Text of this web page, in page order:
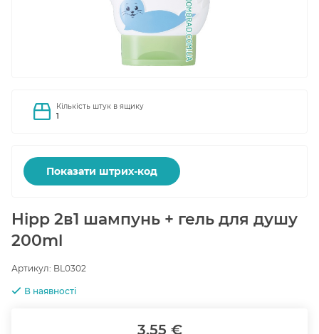
Кількість штук в ящику
1
Показати штрих-код
Hipp 2в1 шампунь + гель для душу
200ml
Артикул: BL0302
В наявності
3.55 €